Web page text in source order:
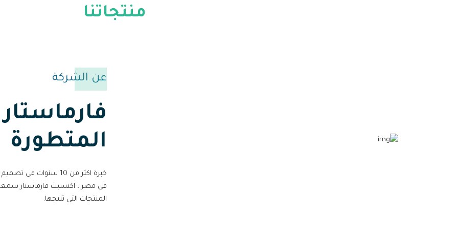
منتجاتنا
عن الشركة
المتطورة
خبرة اكثر من 10 سنوات
في مصر ، اكتسبت فارماستار سمعة
المنتجات التي تنتجها.